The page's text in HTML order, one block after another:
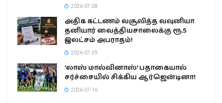
2026-07-28
அதிக கட்டணம் வசூலித்த வவுனியா
தனியார் வைத்தியசாலைக்கு ரூ.5
இலட்சம் அபராதம்!
2026-07-29
‘லாஸ் மால்வினாஸ்’ பதாகையால்
சர்ச்சையில் சிக்கிய ஆர்ஜென்டினா!
2026-07-16